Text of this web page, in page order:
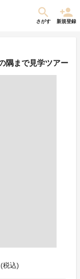
さがす 新規登録
隅まで見学ツアー
(税込)